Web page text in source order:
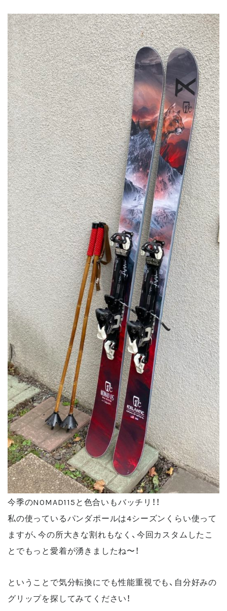
今季のNOMAD115と色合いもバッチリ！！
私の使っているパンダポールは4シーズンくらい使って
ますが、今の所大きな割れもなく、今回カスタムしたこ
とでもっと愛着が湧きましたね〜！
ということで気分転換にでも性能重視でも、自分好みの
グリップを探してみてください！